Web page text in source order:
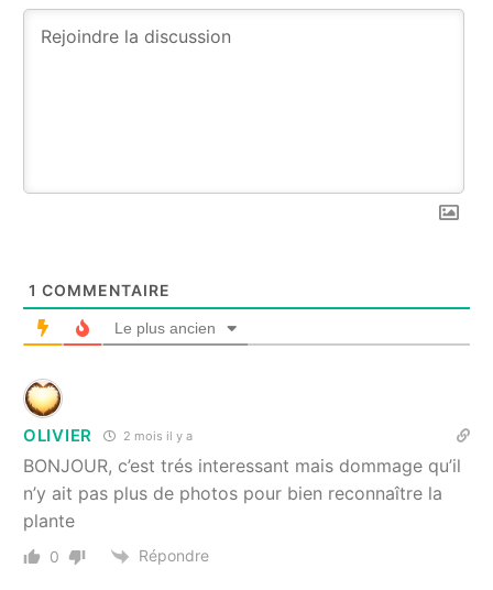
1 COMMENTAIRE
Le plus ancien
OLIVIER 2 mois il y a
BONJOUR, c’est trés interessant mais dommage qu’il
n’y ait pas plus de photos pour bien reconnaître la
plante
0 Répondre